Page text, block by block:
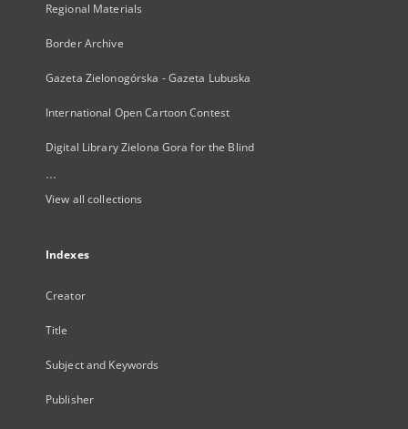
Regional Materials
Border Archive
Gazeta Zielonogórska - Gazeta Lubuska
International Open Cartoon Contest
Digital Library Zielona Gora for the Blind
...
View all collections
Indexes
Creator
Title
Subject and Keywords
Publisher